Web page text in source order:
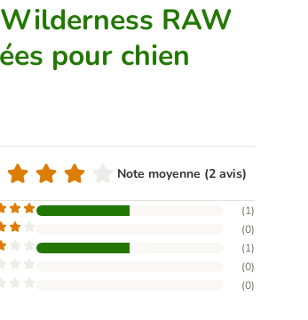
RAW
pour chien
Note moyenne (2 avis)
(1)
(0)
(1)
(0)
(0)